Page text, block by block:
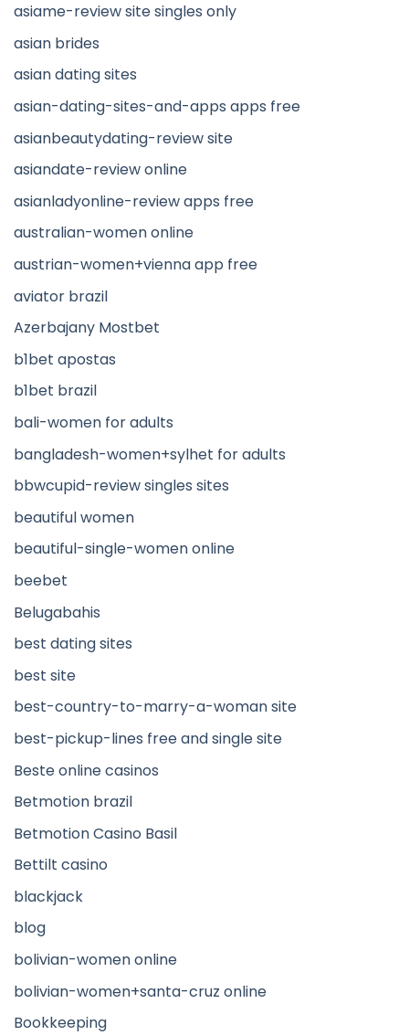
asiame-review site singles only
asian brides
asian dating sites
asian-dating-sites-and-apps apps free
asianbeautydating-review site
asiandate-review online
asianladyonline-review apps free
australian-women online
austrian-women+vienna app free
aviator brazil
Azerbajany Mostbet
b1bet apostas
b1bet brazil
bali-women for adults
bangladesh-women+sylhet for adults
bbwcupid-review singles sites
beautiful women
beautiful-single-women online
beebet
Belugabahis
best dating sites
best site
best-country-to-marry-a-woman site
best-pickup-lines free and single site
Beste online casinos
Betmotion brazil
Betmotion Casino Basil
Bettilt casino
blackjack
blog
bolivian-women online
bolivian-women+santa-cruz online
Bookkeeping